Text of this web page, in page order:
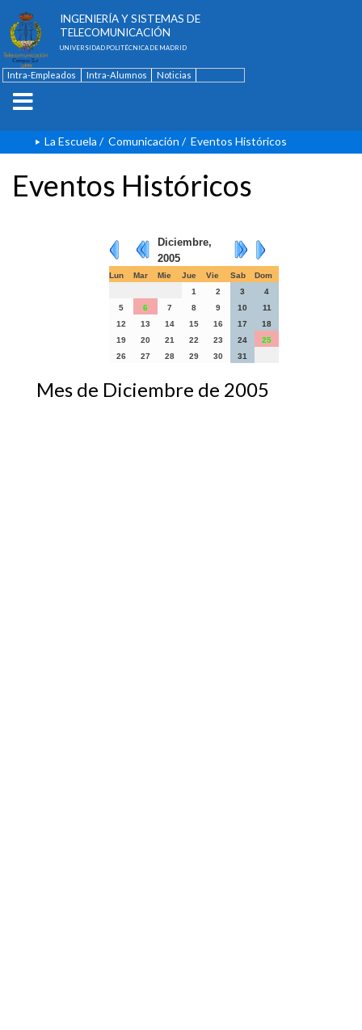
INGENIERÍA Y SISTEMAS DE
TELECOMUNICACIÓN
UNIVERSIDAD POLITÉCNICA DE MADRID
Intra-Empleados Intra-Alumnos
Noticias
La Escuela / Comunicación / Eventos Históricos
Eventos Históricos
Diciembre,
2005
Lun Mar Mie Jue Vie Sab
Dom
1
2 3
4
5
6 7 8 9 10
11
12
13 14 15 16 17
18
19
20 21 22 23 24
25
26
27 28 29 30 31
Mes de Diciembre de 2005